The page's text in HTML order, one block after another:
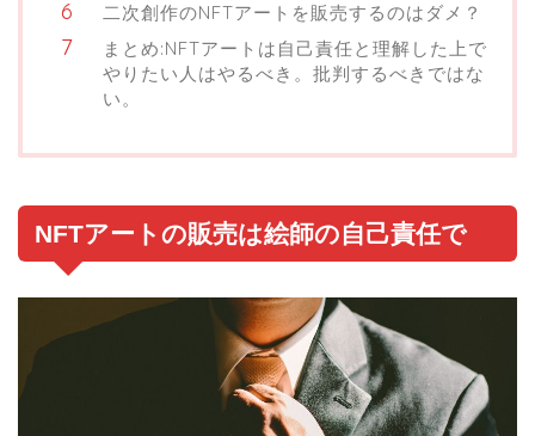
二次創作のNFTアートを販売するのはダメ？
まとめ:NFTアートは自己責任と理解した上で
やりたい人はやるべき。批判するべきではな
い。
NFTアートの販売は絵師の自己責任で